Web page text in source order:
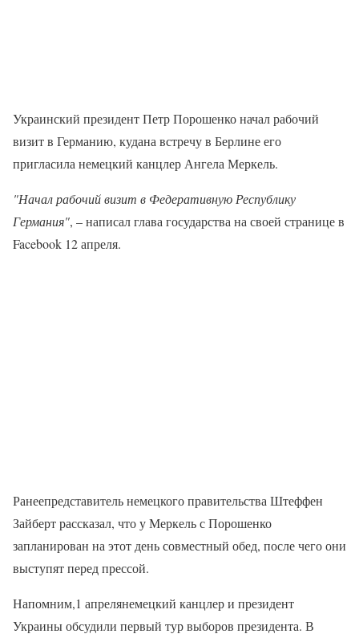
Украинский президент Петр Порошенко начал рабочий
визит в Германию, кудана встречу в Берлине его
пригласила немецкий канцлер Ангела Меркель.
"Начал рабочий визит в Федеративную Республику
Германия", – написал глава государства на своей странице в
Facebook 12 апреля.
Ранеепредставитель немецкого правительства Штеффен
Зайберт рассказал, что у Меркель с Порошенко
запланирован на этот день совместный обед, после чего они
выступят перед прессой.
Напомним,1 апрелянемецкий канцлер и президент
Украины обсудили первый тур выборов президента. В